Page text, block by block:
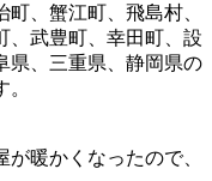
、蟹江町、飛島村、
、武豊町、幸田町、設
県、三重県、静岡県の
が暖かくなったので、